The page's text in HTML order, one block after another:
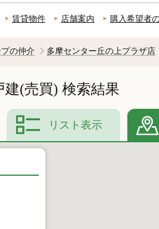
賃貸物件 店舗案内 購入希望者
の仲介 多摩センター丘の上プラザ店
建(売買) 検索結果
リスト表示